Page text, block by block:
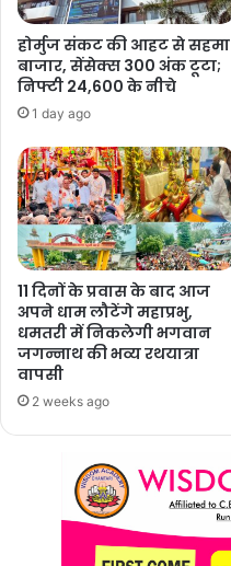
होर्मुज संकट की आहट से सहमा
बाजार, सेंसेक्स 300 अंक टूटा;
निफ्टी 24,600 के नीचे
1 day ago
11 दिनों के प्रवास के बाद आज
अपने धाम लौटेंगे महाप्रभु,
धमतरी में निकलेगी भगवान
जगन्नाथ की भव्य रथयात्रा
वापसी
2 weeks ago